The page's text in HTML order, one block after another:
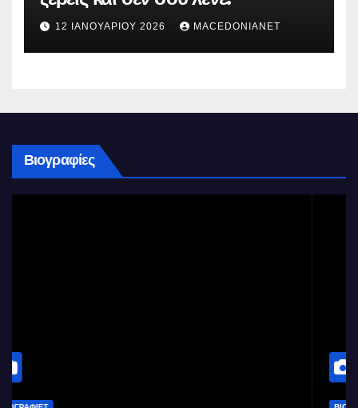
12 ΙΑΝΟΥΑΡΊΟΥ 2026 MACEDONIANET
Βιογραφίες